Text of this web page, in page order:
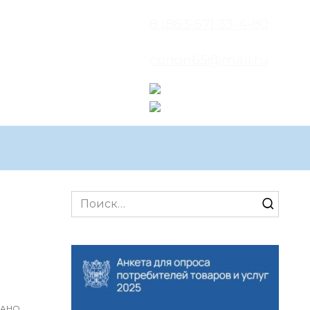
Search
for: